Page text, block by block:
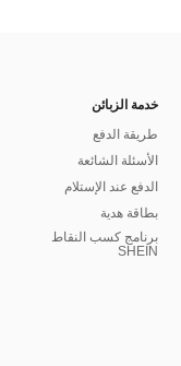
خدمة الزبائن
طريقة الدفع
الأسئلة الشائعة
الدفع عند الإستلام
بطاقة هدية
برنامج كسب النقاط
SHEIN